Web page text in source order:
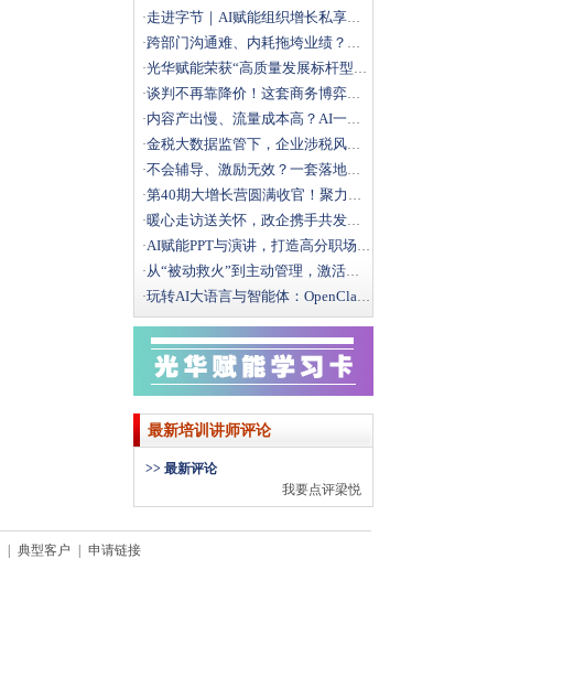
·走进字节｜AI赋能组织增长私享会圆满落幕，解锁结构性
·跨部门沟通难、内耗拖垮业绩？这场沙盘课教你打通跨部门
·光华赋能荣获“高质量发展标杆型企业”
·谈判不再靠降价！这套商务博弈法，直接拿下大客户
·内容产出慢、流量成本高？AI一站式搭建自动化营销体系
·金税大数据监管下，企业涉税风险如何破局？
·不会辅导、激励无效？一套落地方法打造高绩效团队
·第40期大增长营圆满收官！聚力破局，向结构性增长而行
·暖心走访送关怀，政企携手共发展｜文新街道领导莅临光华
·AI赋能PPT与演讲，打造高分职场汇报
·从“被动救火”到主动管理，激活一线班组效能
·玩转AI大语言与智能体：OpenClaw办公实战全攻
最新培训讲师评论
>> 最新评论
我要点评梁悦
典型客户 申请链接